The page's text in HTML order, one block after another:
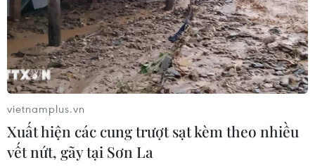
Lãnh đạo FAO toàn cầu và lãnh đạo các Bộ Nông nghiệp châu
Phi, châu Á thăm gian hàng triển lãm OCOP tại Diễn đàn cấp
cao liên khu vực. (Ảnh: CTV/Vietnam+)
Ngày 15/7, Bộ Nông nghiệp và Môi trường phối
hợp với Tổ chức Lương thực và Nông nghiệp
Liên hợp quốc (FAO) tổ chức Diễn đàn Cấp cao
liên khu vực về mô hình OCOP.
vietnamplus.vn
Xuất hiện các cung trượt sạt kèm theo nhiều
vết nứt, gãy tại Sơn La